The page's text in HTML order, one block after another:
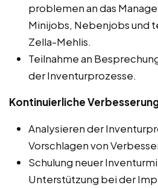
problemen an das
Minijobs, Nebenjobs und
Zella-Mehlis.
Teilnahme an
der Inventurprozesse.
Kontinuierliche
Analysieren der
Vorschlagen von
Schulung neuer
Unterstützung bei der